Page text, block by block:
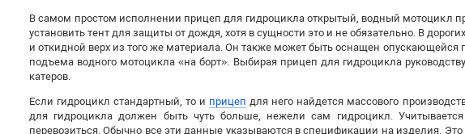
В самом простом исполнении прицеп для гидроцикла открытый, водный мотоцикл
установить тент для защиты от дождя, хотя в сущности это и не обязательно. В
и откидной верх из того же материала. Он также может быть оснащен опускающейся
подъема водного мотоцикла «на борт». Выбирая прицеп для гидроцикла
катеров.
Если гидроцикл стандартный, то и прицеп для него найдется массового
для гидроцикла должен быть чуть больше, нежели сам гидроцикл.
перевозиться. Обычно все эти данные указываются в спецификации на изделия.